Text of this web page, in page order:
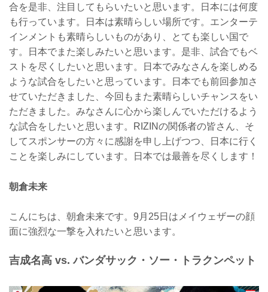
合を是非、注目してもらいたいと思います。日本には何度
も行っています。日本は素晴らしい場所です。エンターテ
インメントも素晴らしいものがあり、とても楽しい国で
す。日本でまた楽しみたいと思います。是非、試合でもベ
ストを尽くしたいと思います。日本でみなさんを楽しめる
ような試合をしたいと思っています。日本でも前回参加さ
せていただきました、今回もまた素晴らしいチャンスをい
ただきました。みなさんに心から楽しんでいただけるよう
な試合をしたいと思います。RIZINの関係者の皆さん、そ
してスポンサーの方々に感謝を申し上げつつ、日本に行く
ことを楽しみにしています。日本では最善を尽くします！
朝倉未来
こんにちは、朝倉未来です。9月25日はメイウェザーの顔
面に強烈な一撃を入れたいと思います。
吉成名高 vs. バンダサック・ソー・トラクンペット